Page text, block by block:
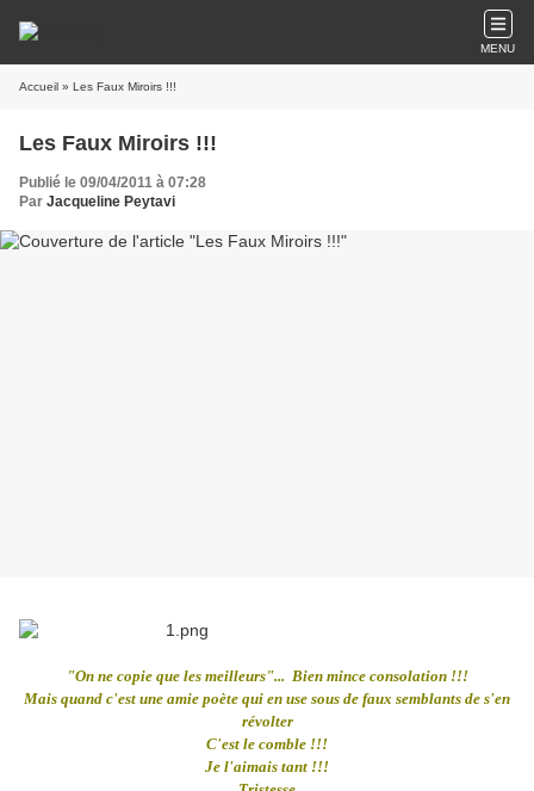
MENU
Accueil » Les Faux Miroirs !!!
Les Faux Miroirs !!!
Publié le 09/04/2011 à 07:28
Par Jacqueline Peytavi
"On ne copie que les meilleurs"... Bien mince consolation !!!
Mais quand c'est une amie poète qui en use sous de faux semblants de s'en
révolter
C'est le comble !!!
Je l'aimais tant !!!